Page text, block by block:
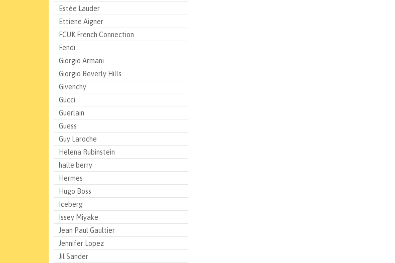
Estée Lauder
Ettiene Aigner
FCUK French Connection
Fendi
Giorgio Armani
Giorgio Beverly Hills
Givenchy
Gucci
Guerlain
Guess
Guy Laroche
Helena Rubinstein
halle berry
Hermes
Hugo Boss
Iceberg
Issey Miyake
Jean Paul Gaultier
Jennifer Lopez
Jil Sander